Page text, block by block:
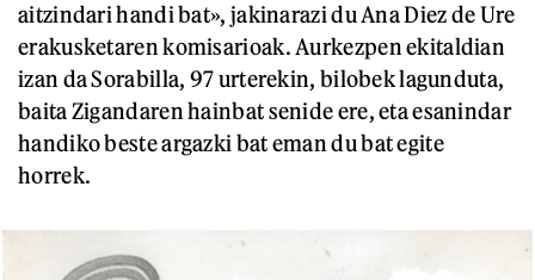
aitzindari handi bat», jakinarazi du Ana Diez de Ure
erakusketaren komisarioak. Aurkezpen ekitaldian
izan da Sorabilla, 97 urterekin, bilobek lagunduta,
baita Zigandaren hainbat senide ere, eta esanindar
handiko beste argazki bat eman du bat egite
horrek.